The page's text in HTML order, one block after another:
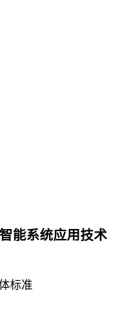
能系统应用技术